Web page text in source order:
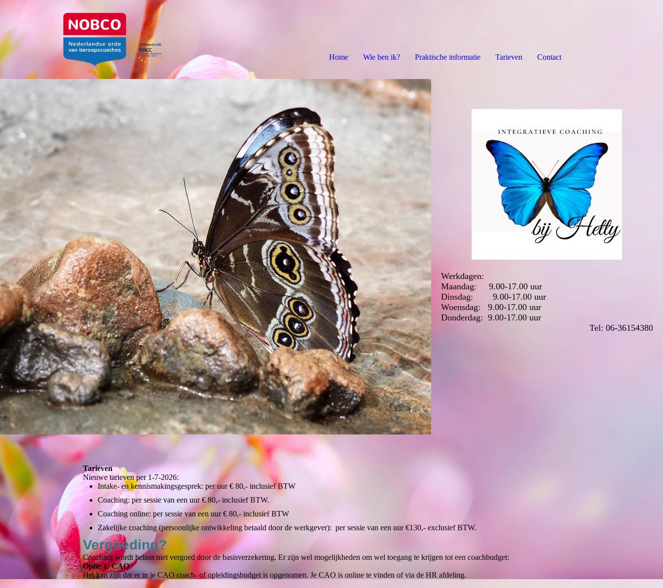
Home Wie ben ik? Praktische informatie Tarieven Contact
Werkdagen:
Maandag: 9.00-17.00 uur
Dinsdag: 9.00-17.00 uur
Woensdag: 9.00-17.00 uur
Donderdag: 9.00-17.00 uur
Tel: 06-36154380
Tarieven
Nieuwe tarieven per 1-7-2026:
Intake- en kennismakingsgesprek: per uur € 80,- inclusief BTW
Coaching: per sessie van een uur € 80,- inclusief BTW.
Coaching online: per sessie van een uur € 80,- inclusief BTW
Zakelijke coaching (persoonlijke ontwikkeling betaald door de werkgever): per sessie van een uur €130,- exclusief BTW.
Vergoeding?
Coaching wordt helaas niet vergoed door de basisverzekering. Er zijn wel mogelijkheden om wel toegang te krijgen tot een coachbudget:
Optie 1: CAO
Het kan zijn dat er in je CAO coach- of opleidingsbudget is opgenomen. Je CAO is online te vinden of via de HR afdeling.